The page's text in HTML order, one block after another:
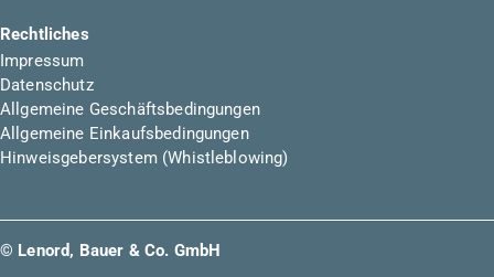
Rechtliches
Impressum
Datenschutz
Allgemeine Geschäftsbedingungen
Allgemeine Einkaufsbedingungen
Hinweisgebersystem (Whistleblowing)
© Lenord, Bauer & Co. GmbH